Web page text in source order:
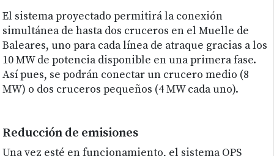
El sistema proyectado permitirá la conexión
simultánea de hasta dos cruceros en el Muelle de
Baleares, uno para cada línea de atraque gracias a los
10 MW de potencia disponible en una primera fase.
Así pues, se podrán conectar un crucero medio (8
MW) o dos cruceros pequeños (4 MW cada uno).
Reducción de emisiones
Una vez esté en funcionamiento, el sistema OPS